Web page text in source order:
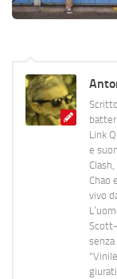
Link
e
Chao
vivo
Scott-
senza